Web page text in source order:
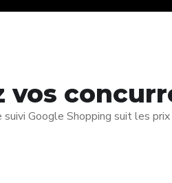
vos
Google Shopping suit les